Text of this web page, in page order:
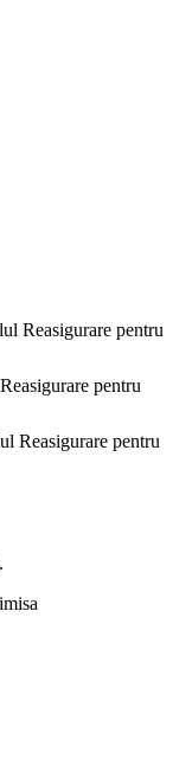
Reasigurare pentru
pentru
Reasigurare pentru